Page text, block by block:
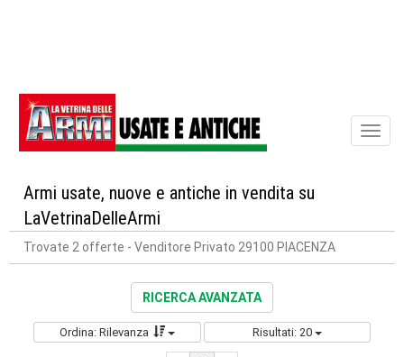
Armi usate, nuove e antiche in vendita su
LaVetrinaDelleArmi
Trovate 2 offerte - Venditore Privato 29100 PIACENZA
RICERCA AVANZATA
Ordina: Rilevanza Risultati: 20